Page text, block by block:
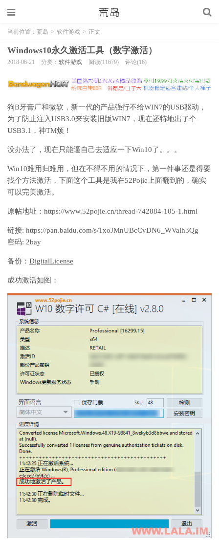
当前位置： 荒岛 > 软件游戏 > 正文
Windows10永久激活工具（数字激活）
2018-06-21 分类： 软件游戏 阅读(11679) 评论(16)
狗B牙膏厂和微软，新一代的产品强行不给WIN7的USB驱动，
为了防止注入USB3.0来安装旧版WIN7，现在还特地出了个
USB3.1，神TM烦！
没办法了，现在只能逼自己去适应一下Win10了。。。
Win10难用归难用，但在不得不用的情况下，第一件事还是得要
找个方法激活，下面这个工具是我在52Pojie上面翻到的，确实
可以完美激活。
原帖地址：https://www.52pojie.cn/thread-742884-105-1.html
链接: https://pan.baidu.com/s/1xoJMnUBcCvDN6_WValh3Qg
密码: 2bay
备份： DigitalLicense
成功激活如图：